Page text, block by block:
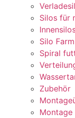
Silos für
Silo Farm
Spiral
Zubehör
Montage